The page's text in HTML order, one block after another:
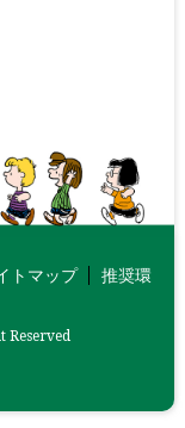
トマップ
推奨環
Reserved